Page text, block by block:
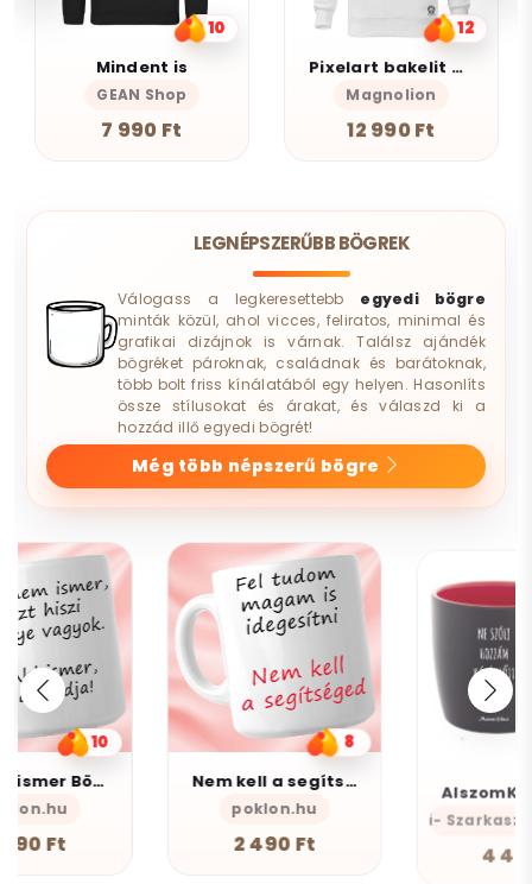
10
Mindent is
GEAN Shop
7 990 Ft
12
Pixelart bakelit az űrben v3
Magnolion
12 990 Ft
LEGNÉPSZERŰBB BÖGREK
Válogass a legkeresettebb egyedi bögre
minták közül, ahol vicces, feliratos, minimal és
grafikai dizájnok is várnak. Találsz ajándék
bögréket pároknak, családnak és barátoknak,
több bolt friss kínálatából egy helyen. Hasonlíts
össze stílusokat és árakat, és válaszd ki a
hozzád illő egyedi bögrét!
Még több népszerű bögre
Nem kell a segítsé - Bögre
5
AlszomKöszi kerámia bögre - Black Edition
AlszomKöszi- Szarkasztikus-Vicces-